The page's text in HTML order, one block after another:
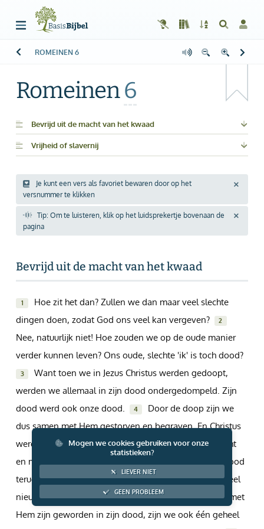
Welkom!
Start
Zoeken
Inloggen
Help
ROMEINEN 6
Romeinen6
Bevrijd uit de macht van het kwaad
Vrijheid of slavernij
Je kunt een vers als favoriet bewaren door op het
versnummer te klikken
Tip: Om te luisteren, klik op het luidsprekertje bovenaan de
pagina
Bevrijd uit de macht van het kwaad
1
Hoe zit het dan? Zullen we dan maar veel slechte
dingen doen, zodat God ons veel kan vergeven?
2
Nee, natuurlijk niet! Hoe zouden we op de oude manier
verder kunnen leven? Ons oude, slechte 'ik' is toch dood?
3
Want toen we in Jezus Christus werden gedoopt,
werden we allemaal in zijn dood ondergedompeld. Zijn
dood werd ook onze dood.
4
Door de doop zijn we
dus samen met Hem gestorven en begraven. En Christus
werd na zijn dood weer levend gemaakt door de macht
en majesteit van de Vader. Net zo zijn ook wij uit de dood
teruggeroepen en levend gemaakt. We hebben een heel
nieuw leven gekregen!
5
Net zoals we één geheel met
Hem zijn geworden in zijn dood, zijn we ook één geheel
Mogen we cookies gebruiken voor onze
statistieken?
LIEVER NIET
GEEN PROBLEEM